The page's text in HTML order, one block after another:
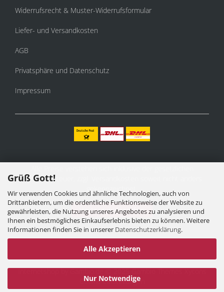
Grüß Gott!
Wir verwenden Cookies und ähnliche Technologien, auch von
Drittanbietern, um die ordentliche Funktionsweise der Website zu
gewährleisten, die Nutzung unseres Angebotes zu analysieren und
Ihnen ein bestmögliches Einkaufserlebnis bieten zu können. Weitere
Informationen finden Sie in unserer Datenschutzerklärung.
Alle Akzeptieren
Nur Notwendige
Widerrufsrecht & Muster-Widerrufsformular
Liefer- und Versandkosten
AGB
Privatsphäre und Datenschutz
Impressum
Mehrwertsteuer, zzgl.
gekennzeichnet.
Vertrag widerrufen
Internetshopby Gambio.de © 2025 Gambio ThemesXycons
Cookie Einstellungen